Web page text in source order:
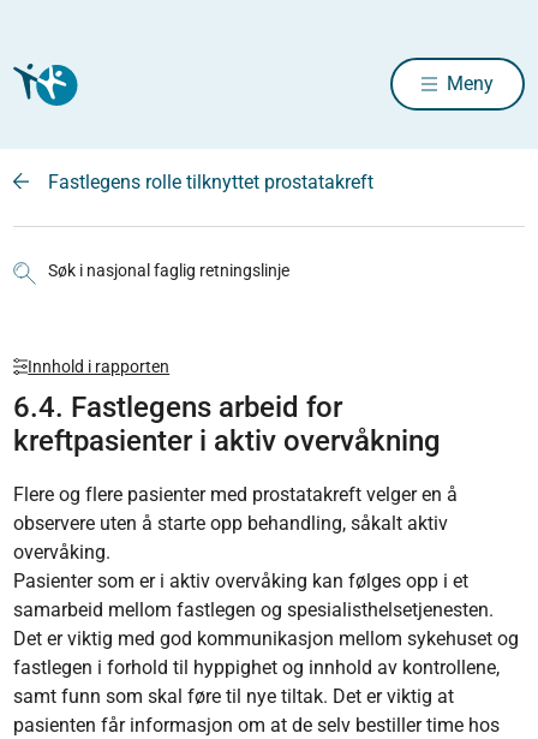
Meny
Fastlegens rolle tilknyttet prostatakreft
Søk i nasjonal faglig retningslinje
Innhold i rapporten
6.4. Fastlegens arbeid for
kreftpasienter i aktiv overvåkning
Flere og flere pasienter med prostatakreft velger en å
observere uten å starte opp behandling, såkalt aktiv
overvåking.
Pasienter som er i aktiv overvåking kan følges opp i et
samarbeid mellom fastlegen og spesialisthelsetjenesten.
Det er viktig med god kommunikasjon mellom sykehuset og
fastlegen i forhold til hyppighet og innhold av kontrollene,
samt funn som skal føre til nye tiltak. Det er viktig at
pasienten får informasjon om at de selv bestiller time hos